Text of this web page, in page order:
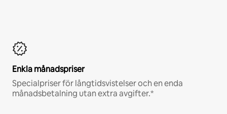
Enkla månadspriser
Specialpriser för långtidsvistelser och en enda
månadsbetalning utan extra avgifter.*